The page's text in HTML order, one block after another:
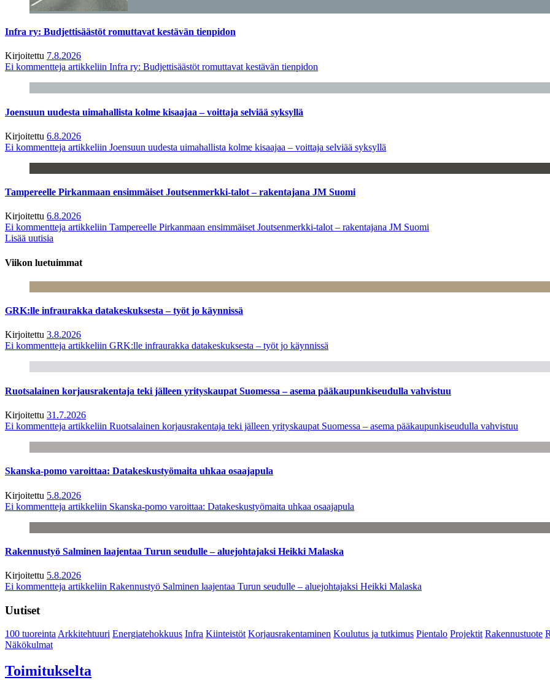
Infra ry: Budjettisäästöt romuttavat kestävän tienpidon
Kirjoitettu 7.8.2026
Ei kommentteja artikkeliin Infra ry: Budjettisäästöt romuttavat kestävän tienpidon
Joensuun uudesta uimahallista kolme kisaajaa – voittaja selviää syksyllä
Kirjoitettu 6.8.2026
Ei kommentteja artikkeliin Joensuun uudesta uimahallista kolme kisaajaa – voittaja selviää syksyllä
Tampereelle Pirkanmaan ensimmäiset Joutsenmerkki-talot – rakentajana JM Suomi
Kirjoitettu 6.8.2026
Ei kommentteja artikkeliin Tampereelle Pirkanmaan ensimmäiset Joutsenmerkki-talot – rakentajana JM Suomi
Lisää uutisia
Viikon luetuimmat
GRK:lle infraurakka datakeskuksesta – työt jo käynnissä
Kirjoitettu 3.8.2026
Ei kommentteja artikkeliin GRK:lle infraurakka datakeskuksesta – työt jo käynnissä
Ruotsalainen korjausrakentaja teki jälleen yrityskaupat Suomessa – asema pääkaupunkiseudulla vahvistuu
Kirjoitettu 31.7.2026
Ei kommentteja artikkeliin Ruotsalainen korjausrakentaja teki jälleen yrityskaupat Suomessa – asema pääkaupunkiseudulla vahvistuu
Skanska-pomo varoittaa: Datakeskustyömaita uhkaa osaajapula
Kirjoitettu 5.8.2026
Ei kommentteja artikkeliin Skanska-pomo varoittaa: Datakeskustyömaita uhkaa osaajapula
Rakennustyö Salminen laajentaa Turun seudulle – aluejohtajaksi Heikki Malaska
Kirjoitettu 5.8.2026
Ei kommentteja artikkeliin Rakennustyö Salminen laajentaa Turun seudulle – aluejohtajaksi Heikki Malaska
Uutiset
100 tuoreintaArkkitehtuuri Energiatehokkuus Infra Kiinteistöt Korjausrakentaminen Koulutus ja tutkimus Pientalo Projektit Rakennustuote
Näkökulmat
Toimitukselta